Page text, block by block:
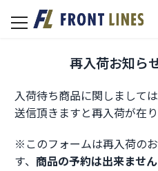
toggle
再入荷お知ら
入荷待ち商品に関しまして
送信頂きますと再入荷が在
※このフォームは再入荷の
す、 商品の予約は出来ません